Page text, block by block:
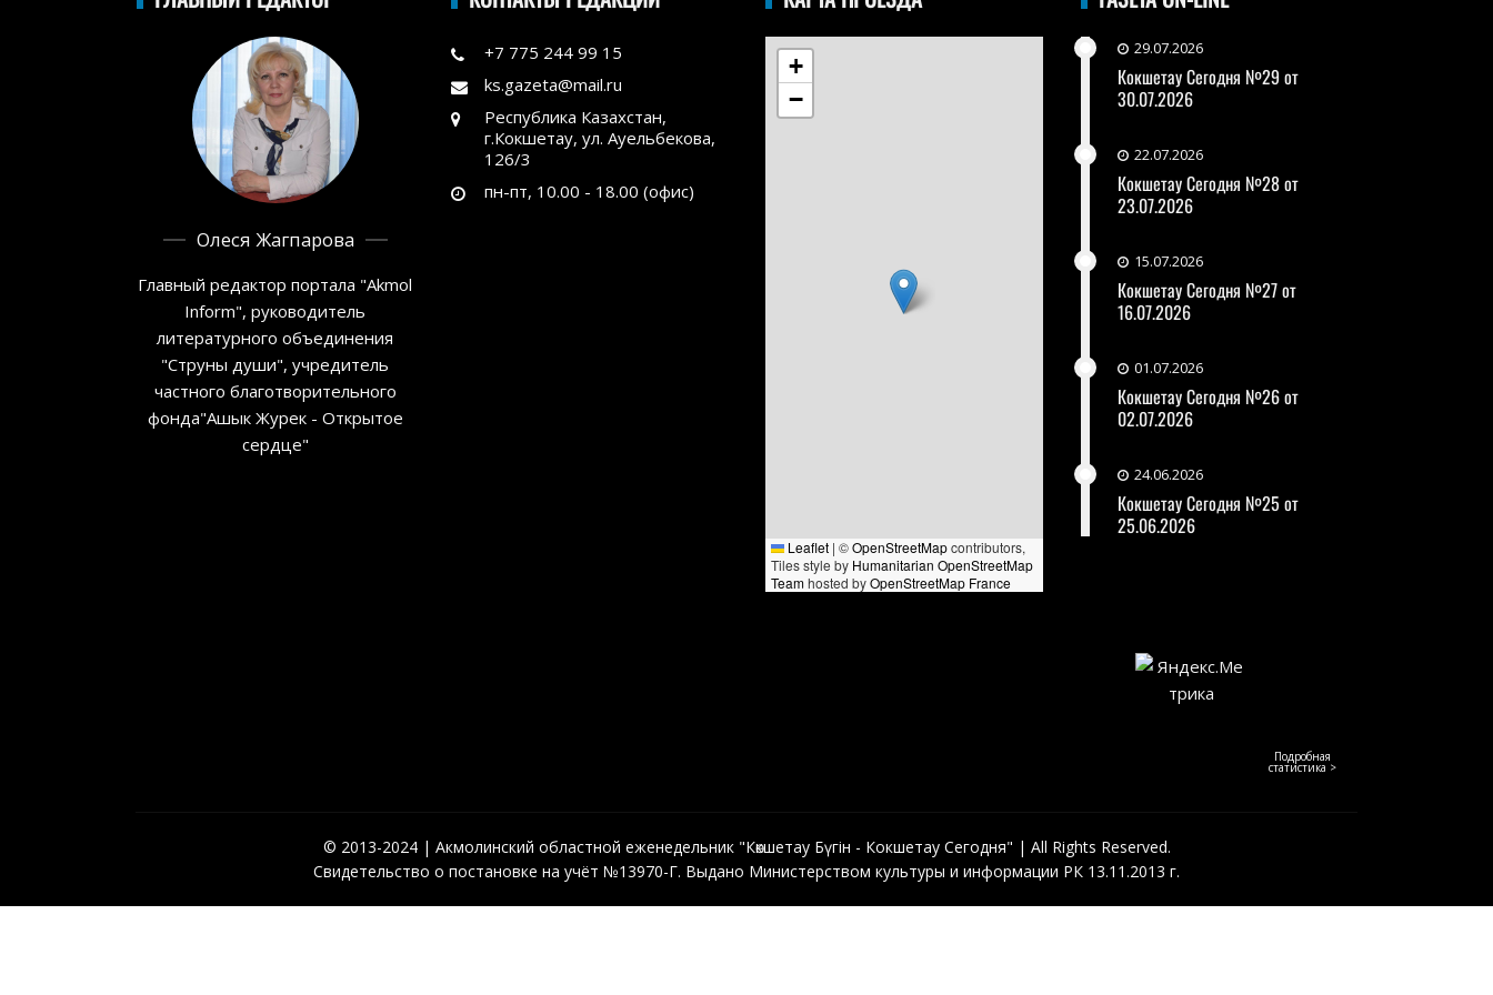
Олеся Жагпарова
Главный редактор портала "Akmol
Inform", руководитель
литературного объединения
"Струны души", учредитель
частного благотворительного
фонда"Ашык Журек - Открытое
сердце"
+7 775 244 99 15
ks.gazeta@mail.ru
Республика Казахстан,
г.Кокшетау, ул. Ауельбекова,
126/3
пн-пт, 10.00 - 18.00 (офис)
+
−
Leaflet | ©OpenStreetMapcontributors,
Tiles style by Humanitarian OpenStreetMap
Teamhosted byOpenStreetMap France
29.07.2026
Кокшетау Сегодня №29 от
30.07.2026
22.07.2026
Кокшетау Сегодня №28 от
23.07.2026
15.07.2026
Кокшетау Сегодня №27 от
16.07.2026
01.07.2026
Кокшетау Сегодня №26 от
02.07.2026
24.06.2026
Кокшетау Сегодня №25 от
25.06.2026
Подробная
статистика >
© 2013-2024 | Акмолинский областной еженедельник "Көкшетау Бүгін - Кокшетау Сегодня" | All Rights Reserved.
Свидетельство о постановке на учёт №13970-Г. Выдано Министерством культуры и информации РК 13.11.2013 г.